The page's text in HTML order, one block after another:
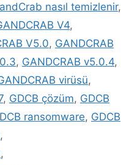
nasıl temizlenir,
V4,
V5.0, GANDCRAB
, GANDCRAB v5.0.4,
virüsü,
, GDCB çözüm, GDCB
ransomware, GDCB
,
,